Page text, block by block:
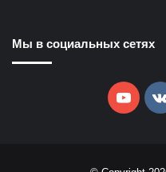
Мы в социальных сетях